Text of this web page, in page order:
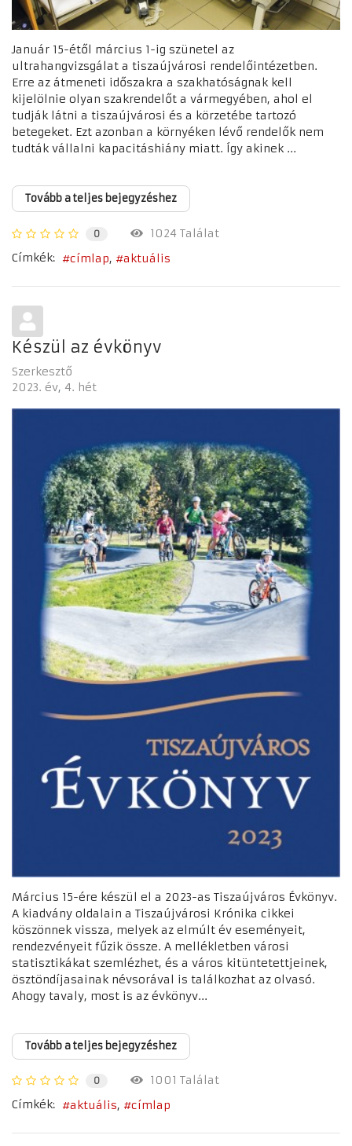
Január 15-étől március 1-ig szünetel az
ultrahangvizsgálat a tiszaújvárosi rendelőintézetben.
Erre az átmeneti időszakra a szakhatóságnak kell
kijelölnie olyan szakrendelőt a vármegyében, ahol el
tudják látni a tiszaújvárosi és a körzetébe tartozó
betegeket. Ezt azonban a környéken lévő rendelők nem
tudták vállalni kapacitáshiány miatt. Így akinek ...
Tovább a teljes bejegyzéshez
0
1024 Találat
Címkék:
címlap aktuális
Készül az évkönyv
Szerkesztő
2023. év 4. hét
Március 15-ére készül el a 2023-as Tiszaújváros Évkönyv.
A kiadvány oldalain a Tiszaújvárosi Krónika cikkei
köszönnek vissza, melyek az elmúlt év eseményeit,
rendezvényeit fűzik össze. A mellékletben városi
statisztikákat szemlézhet, és a város kitüntetettjeinek,
ösztöndíjasainak névsorával is találkozhat az olvasó.
Ahogy tavaly, most is az évkönyv...
Tovább a teljes bejegyzéshez
0
1001 Találat
Címkék:
aktuális címlap